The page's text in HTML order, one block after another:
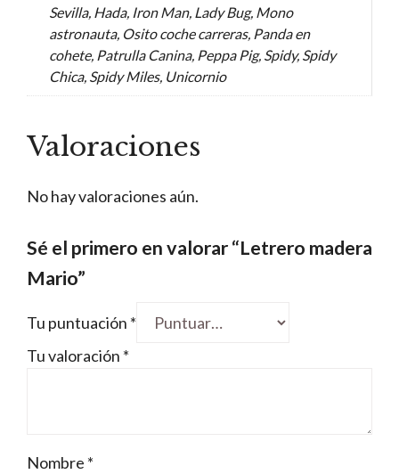
Sevilla, Hada, Iron Man, Lady Bug, Mono
astronauta, Osito coche carreras, Panda en
cohete, Patrulla Canina, Peppa Pig, Spidy, Spidy
Chica, Spidy Miles, Unicornio
Valoraciones
No hay valoraciones aún.
Sé el primero en valorar “Letrero madera
Mario”
Tu puntuación *
Tu valoración *
Nombre *